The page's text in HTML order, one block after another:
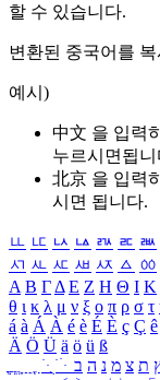
할 수 있습니다.
변환된 중국어를
예시)
中文 을 입력
누르시면됩니
北京 을 입력
시면 됩니다.
ㅥ ㅦ ㅧ ㅨ ㅩ ㅪ ㅫ
ㅺ ㅻ ㅼ ㅽ ㅾ ㅿ ㆀ
Α Β ΓΔ Ε Ζ Η Θ Ι Κ
θ ι κ λ μ ν ξ ο π ρ σ τ
á à Á À é è É È ç Ç ê
Ä Ö Ü ä ö ü ß
ִֶֹ ֻּ ׁׂ ת צ מ נ ה ב